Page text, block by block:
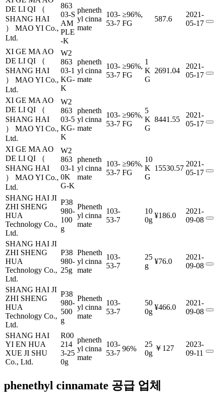
DE LI QI （
SHANG HAI
） MAO YI Co.,
Ltd.
863
03-S
AM
PLE
-K
pheneth
yl cinna
mate
103-
53-7
≥96%,
FG
587.6
2021-
05-17
XI GE MA AO
DE LI QI （
SHANG HAI
） MAO YI Co.,
Ltd.
W2
863
03-1
KG-
K
pheneth
yl cinna
mate
103-
53-7
≥96%,
FG
1
K
G
2691.04
2021-
05-17
XI GE MA AO
DE LI QI （
SHANG HAI
） MAO YI Co.,
Ltd.
W2
863
03-5
KG-
K
pheneth
yl cinna
mate
103-
53-7
≥96%,
FG
5
K
G
8441.55
2021-
05-17
XI GE MA AO
DE LI QI （
SHANG HAI
） MAO YI Co.,
Ltd.
W2
863
03-1
0K
G-K
pheneth
yl cinna
mate
103-
53-7
≥96%,
FG
10
K
G
15530.57
2021-
05-17
SHANG HAI JI
ZHI SHENG
HUA
Technology Co.,
Ltd.
P38
980-
100
g
Pheneth
yl cinna
mate
103-
53-7
10
0g
¥186.0
2021-
09-08
SHANG HAI JI
ZHI SHENG
HUA
Technology Co.,
Ltd.
P38
980-
25g
Pheneth
yl cinna
mate
103-
53-7
25
g
¥76.0
2021-
09-08
SHANG HAI JI
ZHI SHENG
HUA
Technology Co.,
Ltd.
P38
980-
500
g
Pheneth
yl cinna
mate
103-
53-7
50
0g
¥466.0
2021-
09-08
SHANG HAI
YI EN HUA
XUE JI SHU
Co., Ltd.
R00
214
3-25
0g
pheneth
yl cinna
mate
103-
53-7
96%
25
0g
￥127
2023-
09-11
phenethyl cinnamate 공급 업체